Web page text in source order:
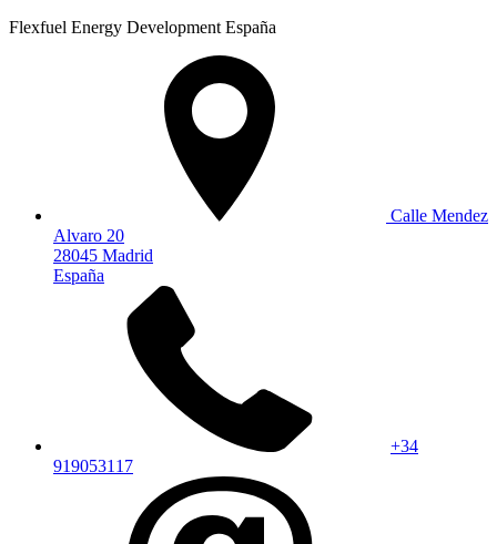
Flexfuel Energy Development España
Calle Mendez
Alvaro 20
28045 Madrid
España
+34
919053117